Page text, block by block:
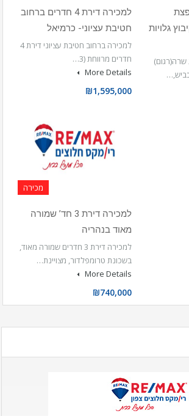
גלויות
למכירה דירת 4 חדרים ברחוב
חטיבת עציוני- כרמיאל
למכירה ברחוב חטיבת עציוני דירת 4
חדרים מרווחת (3…
More Details
₪1,595,000
מכירה
למכירה דירת 3 חד’ שמורה
מאוד בנהריה
למכירה דירת 3 חדרים שמורה מאוד,
בשכונת טרומפלדור, מצויינת…
More Details
₪740,000